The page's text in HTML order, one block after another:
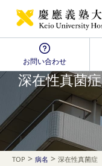
お問い合わせ
Disease Name Search
深在性真菌症
TOP > 病名 > 深在性真菌症